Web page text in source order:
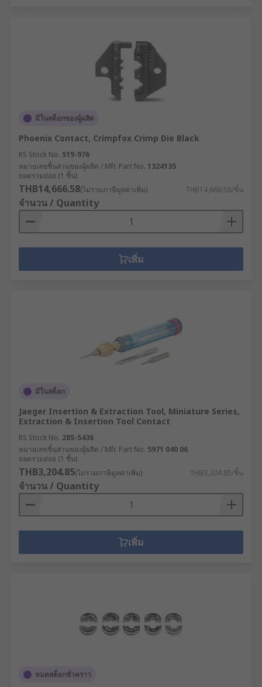
มีในสต็อกของผู้ผลิต
Phoenix Contact, Crimpfox Crimp Die Black
RS Stock No. 519-976
หมายเลขชิ้นส่วนของผู้ผลิต / Mfr. Part No. 1324135
ยอดรวมย่อย (1 ชิ้น)
THB14,666.58(ไม่รวมภาษีมูลค่าเพิ่ม) THB14,666.58/ชิ้น
จำนวน / Quantity
เพิ่ม
มีในสต็อก
Jaeger Insertion & Extraction Tool, Miniature Series,
Extraction & Insertion Tool Contact
RS Stock No. 285-5436
หมายเลขชิ้นส่วนของผู้ผลิต / Mfr. Part No. 5971 040 06
ยอดรวมย่อย (1 ชิ้น)
THB3,204.85(ไม่รวมภาษีมูลค่าเพิ่ม) THB3,204.85/ชิ้น
จำนวน / Quantity
เพิ่ม
หมดสต็อกชั่วคราว